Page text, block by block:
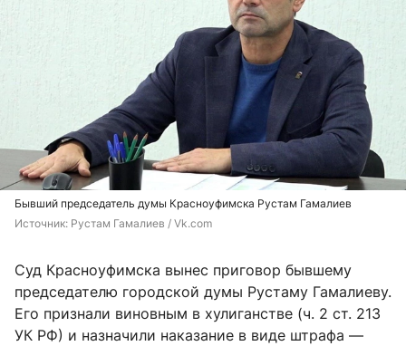
Бывший председатель думы Красноуфимска Рустам Гамалиев
Источник: Рустам Гамалиев / Vk.com
Суд Красноуфимска вынес приговор бывшему
председателю городской думы Рустаму Гамалиеву.
Его признали виновным в хулиганстве (ч. 2 ст. 213
УК РФ) и назначили наказание в виде штрафа —